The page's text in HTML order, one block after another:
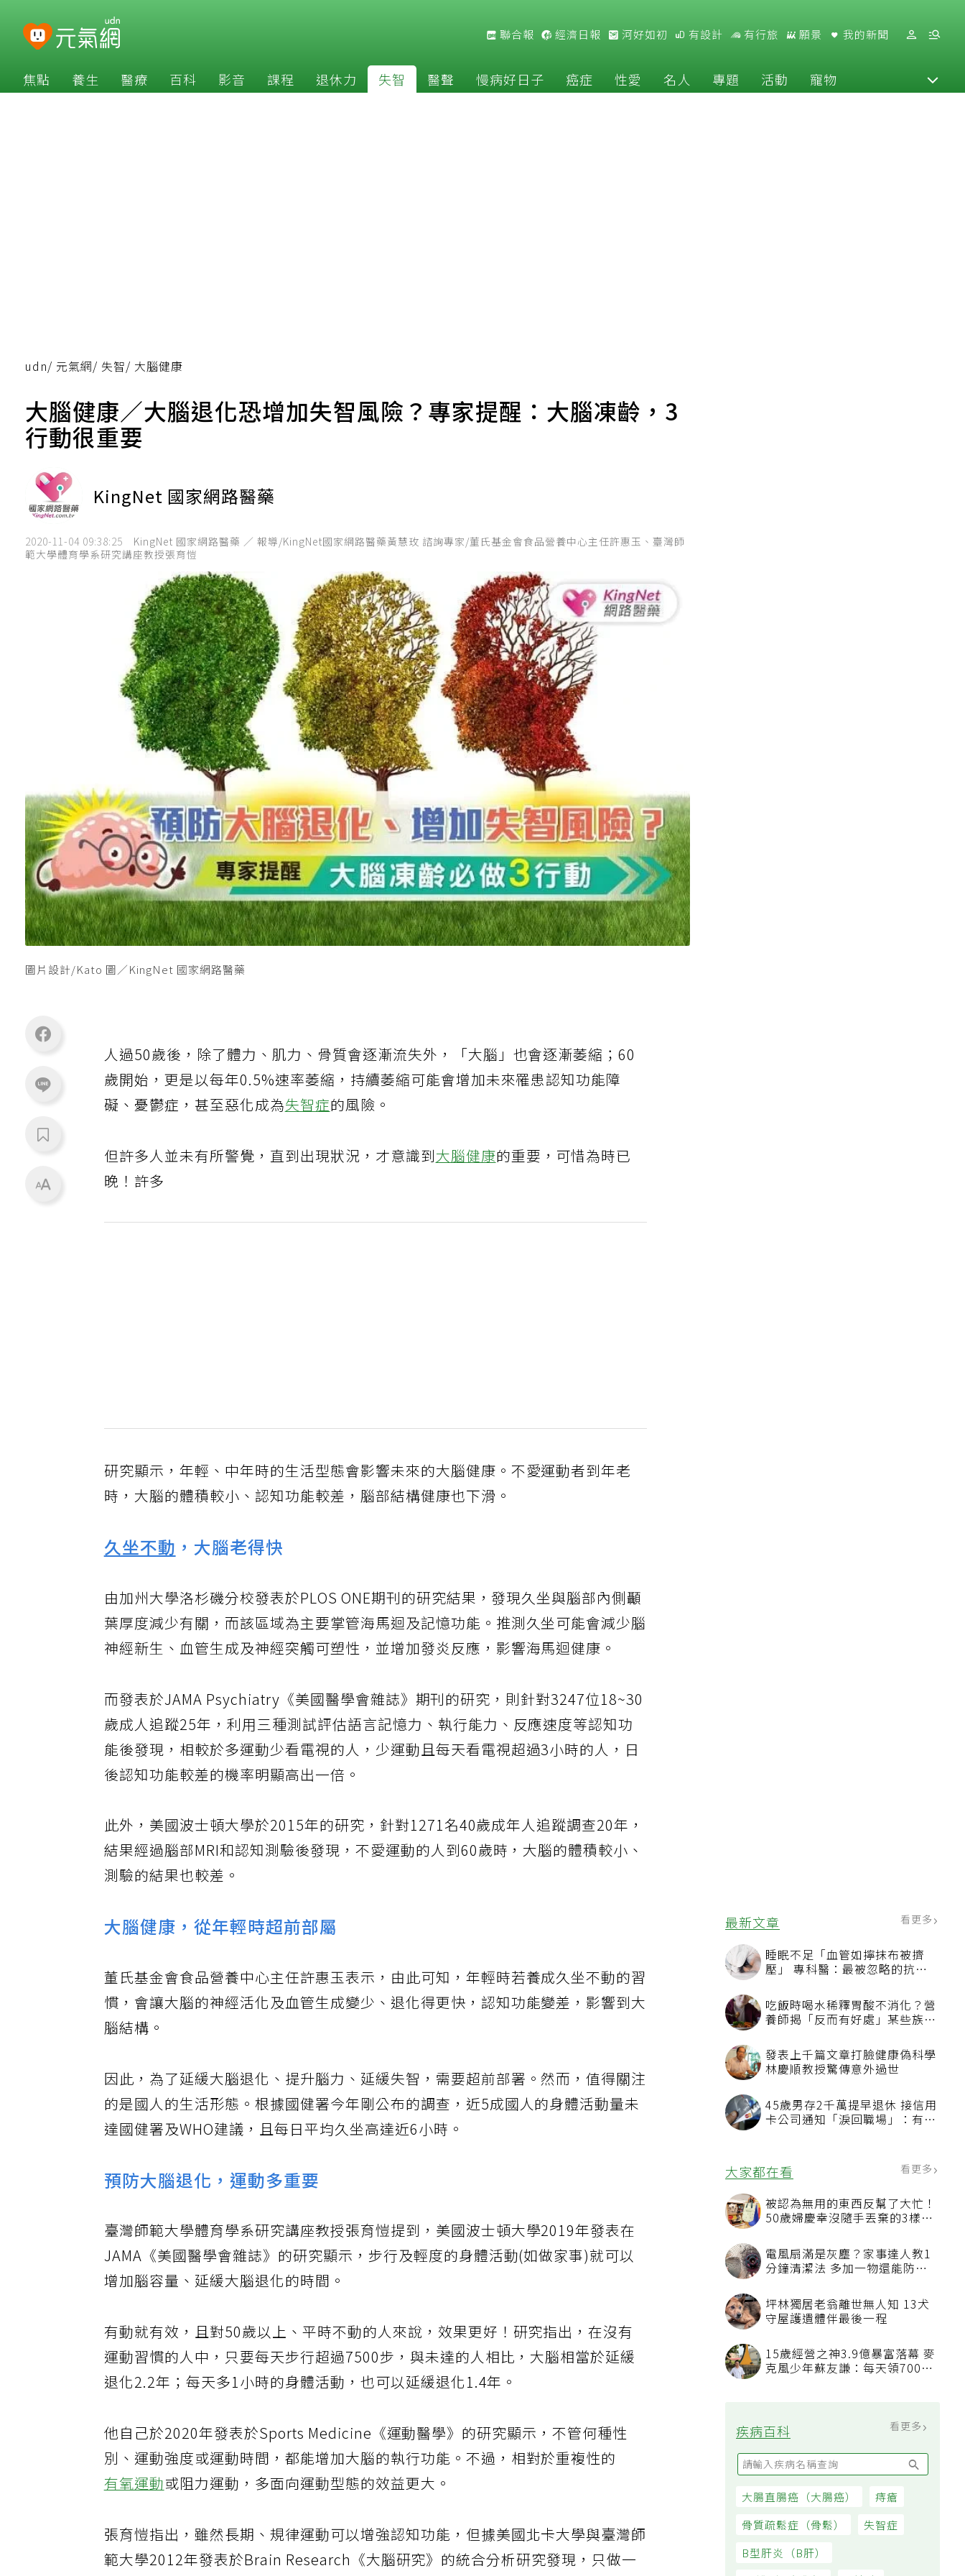
聯合報 經濟日報 河好如初 有設計 有行旅 願景 我的新聞
焦點 養生 醫療 百科 影音 課程 退休力 失智 醫聲 慢病好日子 癌症 性愛 名人 專題 活動 寵物
最新文章 看更多
睡眠不足「血管如擰抹布被擠
壓」 專科醫：最被忽略的抗老
吃飯時喝水稀釋胃酸不消化？營
養師揭「反而有好處」某些族群
發表上千篇文章打臉健康偽科學
林慶順教授驚傳意外過世
45歲男存2千萬提早退休 接信用
卡公司通知「淚回職場」：有錢
大家都在看
被認為無用的東西反幫了大忙！
50歲婦慶幸沒隨手丟棄的3樣物
電風扇滿是灰塵？家事達人教1
坪林獨居老翁離世無人知 13犬
守屋護遺體伴最後一程
15歲經營之神3.9億暴富落幕 麥
疾病百科
udn/ 元氣網/ 失智/ 大腦健康
大腦健康／大腦退化恐增加失智風險？專家提醒：大腦凍齡，3
行動很重要
KingNet 國家網路醫藥
2020-11-04 09:38:25
KingNet 國家網路醫藥 ／ 報導/KingNet國家網路醫藥黃慧玫 諮詢專家/董氏基金會食品營養中心主任許惠玉、臺灣師
範大學體育學系研究講座教授張育愷
圖片設計/Kato 圖／KingNet 國家網路醫藥
人過50歲後，除了體力、肌力、骨質會逐漸流失外，「大腦」也會逐漸萎縮；60
歲開始，更是以每年0.5%速率萎縮，持續萎縮可能會增加未來罹患認知功能障
礙、憂鬱症，甚至惡化成為失智症的風險。
但許多人並未有所警覺，直到出現狀況，才意識到大腦健康的重要，可惜為時已
晚！許多
研究顯示，年輕、中年時的生活型態會影響未來的大腦健康。不愛運動者到年老
時，大腦的體積較小、認知功能較差，腦部結構健康也下滑。
久坐不動 ，大腦老得快
由加州大學洛杉磯分校發表於PLOS ONE期刊的研究結果，發現久坐與腦部內側顳
葉厚度減少有關，而該區域為主要掌管海馬迴及記憶功能。推測久坐可能會減少腦
神經新生、血管生成及神經突觸可塑性，並增加發炎反應，影響海馬迴健康。
而發表於JAMA Psychiatry《美國醫學會雜誌》期刊的研究，則針對3247位18~30
歲成人追蹤25年，利用三種測試評估語言記憶力、執行能力、反應速度等認知功
能後發現，相較於多運動少看電視的人，少運動且每天看電視超過3小時的人，日
後認知功能較差的機率明顯高出一倍。
此外，美國波士頓大學於2015年的研究，針對1271名40歲成年人追蹤調查20年，
結果經過腦部MRI和認知測驗後發現，不愛運動的人到60歲時，大腦的體積較小、
測驗的結果也較差。
大腦健康，從年輕時超前部屬
董氏基金會食品營養中心主任許惠玉表示，由此可知，年輕時若養成久坐不動的習
慣，會讓大腦的神經活化及血管生成變少、退化得更快，認知功能變差，影響到大
腦結構。
因此，為了延緩大腦退化、提升腦力、延緩失智，需要超前部署。然而，值得關注
的是國人的生活形態。根據國健署今年剛公布的調查，近5成國人的身體活動量未
達國健署及WHO建議，且每日平均久坐高達近6小時。
預防大腦退化，運動多重要
臺灣師範大學體育學系研究講座教授張育愷提到，美國波士頓大學2019年發表在
JAMA《美國醫學會雜誌》的研究顯示，步行及輕度的身體活動(如做家事)就可以
增加腦容量、延緩大腦退化的時間。
有動就有效，且對50歲以上、平時不動的人來說，效果更好！研究指出，在沒有
運動習慣的人中，只要每天步行超過7500步，與未達的人相比，大腦相當於延緩
退化2.2年；每天多1小時的身體活動，也可以延緩退化1.4年。
他自己於2020年發表於Sports Medicine《運動醫學》的研究顯示，不管何種性
別、運動強度或運動時間，都能增加大腦的執行功能。不過，相對於重複性的
有氧運動或阻力運動，多面向運動型態的效益更大。
張育愷指出，雖然長期、規律運動可以增強認知功能，但據美國北卡大學與臺灣師